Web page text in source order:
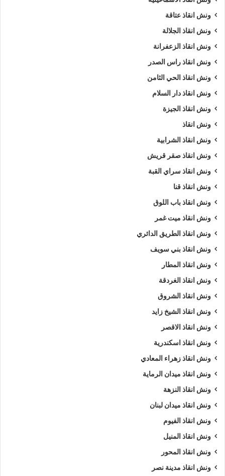
ونش انقاذ عتاقة
ونش انقاذ الجلالة
ونش انقاذ الزعفرانة
ونش انقاذ راس الصدر
ونش انقاذ الحي الثامن
ونش انقاذ دار السلام
ونش انقاذ الجيزة
ونش انقاذ
ونش انقاذ الشرابية
ونش انقاذ صقر قريش
ونش انقاذ سراي القبة
ونش انقاذ قنا
ونش انقاذ باب اللوق
ونش انقاذ ميت غمر
ونش انقاذ الطريق الدائري
ونش انقاذ بني سويف
ونش انقاذ المطار
ونش انقاذ الغردقة
ونش انقاذ الشروق
ونش انقاذ الشيخ زايد
ونش انقاذ الاقصر
ونش انقاذ اسكندرية
ونش انقاذ زهراء المعادي
ونش انقاذ ميدان الرماية
ونش انقاذ النزهة
ونش انقاذ ميدان لبنان
ونش انقاذ الفيوم
ونش انقاذ المنيل
ونش انقاذ المحور
ونش انقاذ مدينة نصر